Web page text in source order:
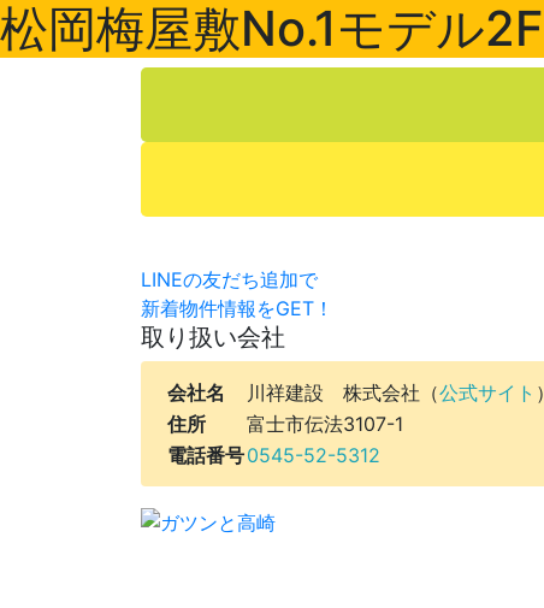
松岡梅屋敷No.1モデル2F
LINEの友だち追加で
新着物件情報をGET！
取り扱い会社
会社名 川祥建設 株式会社（公式サイト ）
住所
富士市伝法3107-1
電話番号0545-52-5312